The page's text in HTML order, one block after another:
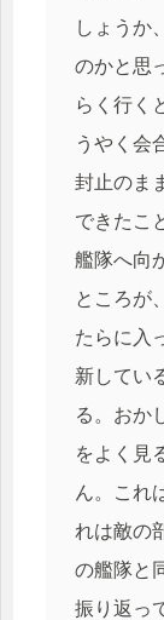
しょうか
のかと思
らく行く
うやく会
封止のま
できたこ
艦隊へ向
ところが
たらに入
新してい
る。おか
をよく見
ん。これ
れは敵の
の艦隊と
振り返っ